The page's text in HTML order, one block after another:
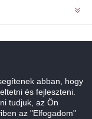
abban, hogy
és fejleszteni.
tudjuk, az Ön
az "Elfogadom"